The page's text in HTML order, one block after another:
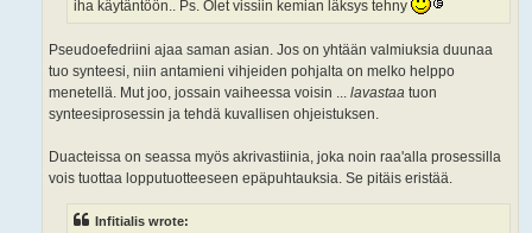
iha käytäntöön.. Ps. Olet vissiin kemian läksys tehny
Pseudoefedriini ajaa saman asian. Jos on yhtään valmiuksia duunaa
tuo synteesi, niin antamieni vihjeiden pohjalta on melko helppo
menetellä. Mut joo, jossain vaiheessa voisin ... lavastaa tuon
synteesiprosessin ja tehdä kuvallisen ohjeistuksen.
Duacteissa on seassa myös akrivastiinia, joka noin raa'alla prosessilla
vois tuottaa lopputuotteeseen epäpuhtauksia. Se pitäis eristää.
Infitialis wrote: